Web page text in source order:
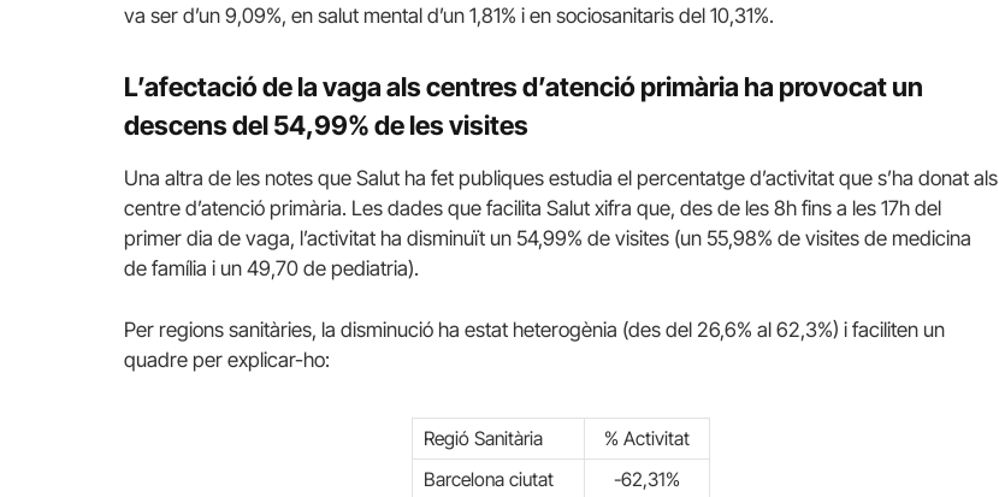
va ser d’un 9,09%, en salut mental d’un 1,81% i en sociosanitaris del 10,31%.
L’afectació de la vaga als centres d’atenció primària ha provocat un
descens del 54,99% de les visites
Una altra de les notes que Salut ha fet publiques estudia el percentatge d’activitat que s’ha donat als
centre d’atenció primària. Les dades que facilita Salut xifra que, des de les 8h fins a les 17h del
primer dia de vaga, l’activitat ha disminuït un 54,99% de visites (un 55,98% de visites de medicina
de família i un 49,70 de pediatria).
Per regions sanitàries, la disminució ha estat heterogènia (des del 26,6% al 62,3%) i faciliten un
quadre per explicar-ho:
Regió Sanitària
% Activitat
Barcelona ciutat
-62,31%